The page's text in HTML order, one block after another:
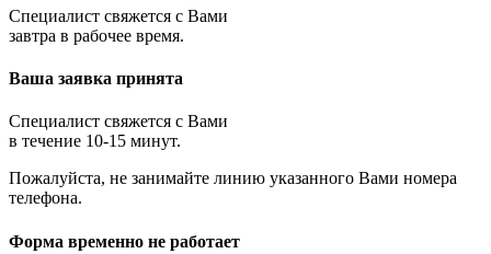
Специалист свяжется с Вами
завтра в рабочее время.
Ваша заявка принята
Специалист свяжется с Вами
в течение 10-15 минут.
Пожалуйста, не занимайте линию указанного Вами номера
телефона.
Форма временно не работает